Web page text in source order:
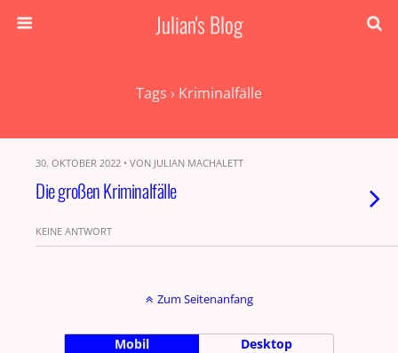
Julian's Blog
Tags › Kriminalfälle
30. OKTOBER 2022 • VON JULIAN MACHALETT
Die großen Kriminalfälle
KEINE ANTWORT
Zum Seitenanfang
Mobil Desktop